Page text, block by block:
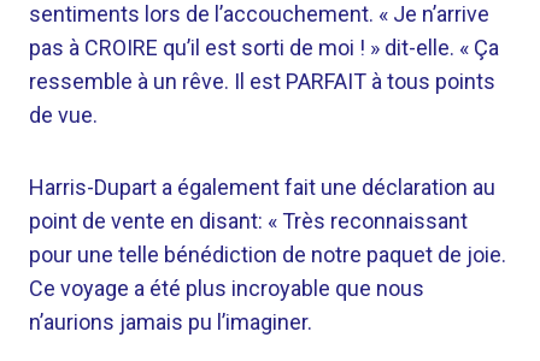
sentiments lors de l’accouchement. « Je n’arrive
pas à CROIRE qu’il est sorti de moi ! » dit-elle. « Ça
ressemble à un rêve. Il est PARFAIT à tous points
de vue.
Harris-Dupart a également fait une déclaration au
point de vente en disant: « Très reconnaissant
pour une telle bénédiction de notre paquet de joie.
Ce voyage a été plus incroyable que nous
n’aurions jamais pu l’imaginer.